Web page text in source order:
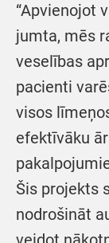
“Apvienojot
jumta, mēs
veselības
pacienti
visos
efektīvāku
Šis projekts
nodrošināt